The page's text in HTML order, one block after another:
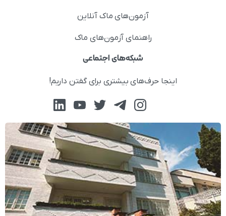
آزمون‌های ماک آنلاین
راهنمای آزمون‌های ماک
شبکه‌های اجتماعی
اینجا حرف‌های بیشتری برای گفتن داریم!